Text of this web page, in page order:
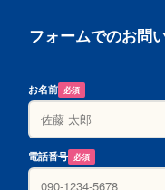
フォームでのお問
お名前 必須
電話番号 必須